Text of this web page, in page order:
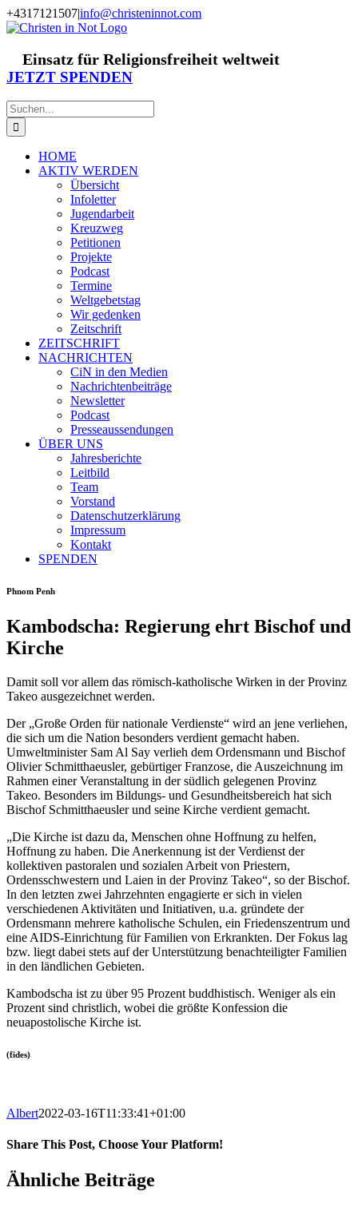
Zum
Inhalt
+4317121507|info@christeninnot.com
Facebook
Instagram
X
Spenden
Newsletter
Einsatz für Religionsfreiheit weltweit
JETZT SPENDEN
Suche
nach:
HOME
AKTIV WERDEN
Übersicht
Infoletter
Jugendarbeit
Kreuzweg
Petitionen
Projekte
Podcast
Termine
Weltgebetstag
Wir gedenken
Zeitschrift
ZEITSCHRIFT
NACHRICHTEN
CiN in den Medien
Nachrichtenbeiträge
Newsletter
Podcast
Presseaussendungen
ÜBER UNS
Jahresberichte
Leitbild
Team
Vorstand
Datenschutzerklärung
Impressum
Kontakt
SPENDEN
Phnom Penh
Kambodscha: Regierung ehrt Bischof und
Kirche
Damit soll vor allem das römisch-katholische Wirken in der Provinz
Takeo ausgezeichnet werden.
Der „Große Orden für nationale Verdienste“ wird an jene verliehen,
die sich um die Nation besonders verdient gemacht haben.
Umweltminister Sam Al Say verlieh dem Ordensmann und Bischof
Olivier Schmitthaeusler, gebürtiger Franzose, die Auszeichnung im
Rahmen einer Veranstaltung in der südlich gelegenen Provinz
Takeo. Besonders im Bildungs- und Gesundheitsbereich hat sich
Bischof Schmitthaeusler und seine Kirche verdient gemacht.
„Die Kirche ist dazu da, Menschen ohne Hoffnung zu helfen,
Hoffnung zu haben. Die Anerkennung ist der Verdienst der
kollektiven pastoralen und sozialen Arbeit von Priestern,
Ordensschwestern und Laien in der Provinz Takeo“, so der Bischof.
In den letzten zwei Jahrzehnten engagierte er sich in vielen
verschiedenen Aktivitäten und Initiativen, u.a. gründete der
Ordensmann mehrere katholische Schulen, ein Friedenszentrum und
eine AIDS-Einrichtung für Familien von Erkrankten. Der Fokus lag
bzw. liegt dabei stets auf der Unterstützung benachteiligter Familien
in den ländlichen Gebieten.
Kambodscha ist zu über 95 Prozent buddhistisch. Weniger als ein
Prozent sind christlich, wobei die größte Konfession die
neuapostolische Kirche ist.
(fides)
Albert2022-03-16T11:33:41+01:00
Share This Post, Choose Your Platform!
Facebook
X
WhatsApp
Pinterest
E-
Mail
Ähnliche Beiträge